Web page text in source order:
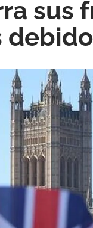
sus